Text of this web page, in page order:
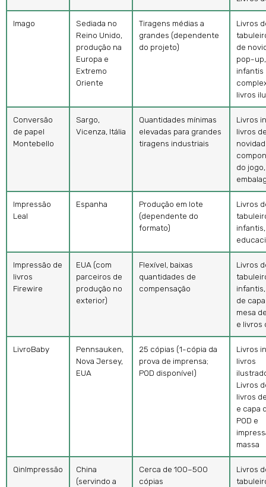
Imago
Sediada no
Reino Unido,
produção na
Europa e
Extremo
Oriente
Tiragens médias a
grandes (dependente
do projeto)
Livros
de
pop-
infantis
livros
Conversão
de papel
Montebello
Sargo,
Vicenza, Itália
Quantidades mínimas
elevadas para grandes
tiragens industriais
Livros
livros
do jogo,
Impressão
Leal
Espanha
Produção em lote
(dependente do
formato)
Livros
Impressão de
livros
Firewire
EUA (com
parceiros de
produção no
exterior)
Flexível, baixas
quantidades de
compensação
Livros
de
mesa
e livros
LivroBaby
Pennsauken,
Nova Jersey,
EUA
25 cópias (1-cópia da
prova de imprensa;
POD disponível)
Livros
livros
Livros
livros
e capa
POD e
massa
QinImpressão
China
(servindo a
Cerca de 100–500
cópias
Livros